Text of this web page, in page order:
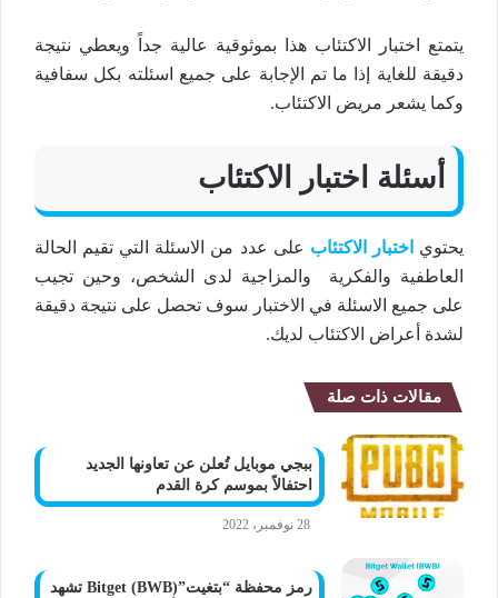
يتمتع اختبار الاكتئاب هذا بموثوقية عالية جداً ويعطي نتيجة
دقيقة للغاية إذا ما تم الإجابة على جميع اسئلته بكل سفافية
وكما يشعر مريض الاكتئاب.
أسئلة اختبار الاكتئاب
يحتوي اختبار الاكتئاب على عدد من الاسئلة التي تقيم الحالة
العاطفية والفكرية والمزاجية لدى الشخص، وحين تجيب
على جميع الاسئلة في الاختبار سوف تحصل على نتيجة دقيقة
لشدة أعراض الاكتئاب لديك.
مقالات ذات صلة
ببجي موبايل تُعلن عن تعاونها الجديد
احتفالاً بموسم كرة القدم
28 نوفمبر، 2022
رمز محفظة “بتغيت”Bitget (BWB) تشهد